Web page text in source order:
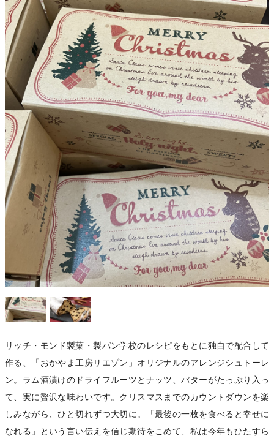
リッチ・モンド製菓・製パン学校のレシピをもとに独自で配合して
作る、「おかやま工房リエゾン」オリジナルのアレンジシュトーレ
ン。ラム酒漬けのドライフルーツとナッツ、バターがたっぷり入っ
て、実に贅沢な味わいです。クリスマスまでのカウントダウンを楽
しみながら、ひと切れずつ大切に。「最後の一枚を食べると幸せに
なれる」という言い伝えを信じ期待をこめて、私は今年もひたすら